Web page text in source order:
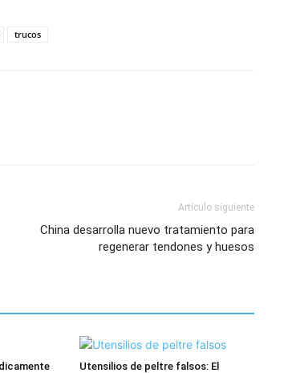
trucos
Artículo siguiente
China desarrolla nuevo tratamiento para
regenerar tendones y huesos
Utensilios de peltre falsos: El